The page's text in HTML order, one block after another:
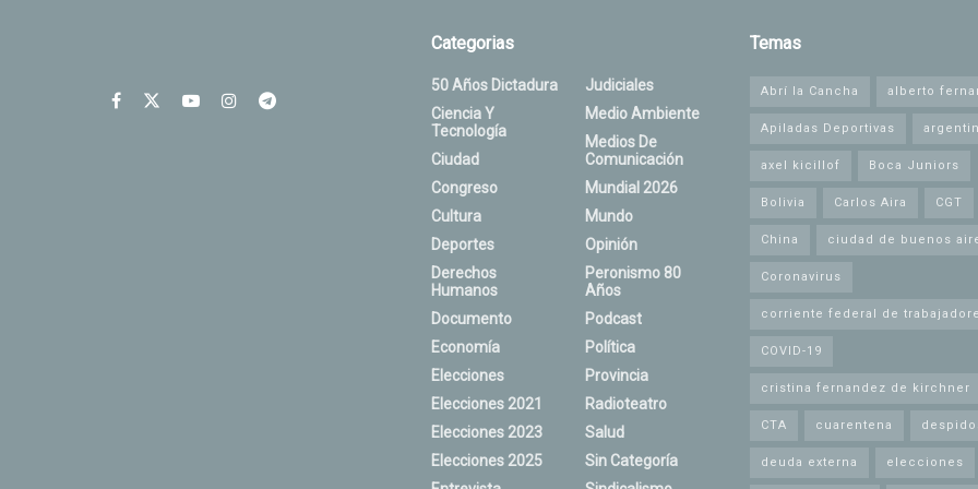
Categorias
50 Años Dictadura
Ciencia Y
Tecnología
Ciudad
Congreso
Cultura
Deportes
Derechos
Humanos
Documento
Economía
Elecciones
Elecciones 2021
Elecciones 2023
Elecciones 2025
Judiciales
Medio Ambiente
Medios De
Comunicación
Mundial 2026
Mundo
Opinión
Peronismo 80
Años
Podcast
Política
Provincia
Radioteatro
Salud
Sin Categoría
Temas
Abrí la Cancha alberto
Apiladas Deportivas
axel kicillof Boca Juniors
Bolivia Carlos Aira CGT
China ciudad de buenos
Coronavirus
corriente federal de
COVID-19
cristina fernandez de kirchner
CTA cuarentena
deuda externa elecciones